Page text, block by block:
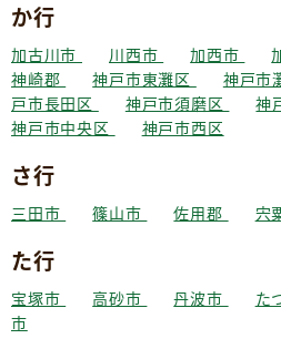
か行
加古川市 川西市 加西市
神崎郡
神戸市東灘区 神戸市
戸市長田区
神戸市須磨区 神
神戸市中央区
神戸市西区
さ行
三田市 篠山市 佐用郡 宍
た行
宝塚市 高砂市 丹波市 た
市